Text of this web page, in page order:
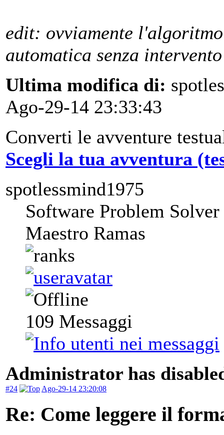
edit: ovviamente
automatica senza
Ultima modifica di:
Ago-29-14 23:33:43
Converti le avventure
Scegli la tua avventura
spotlessmind1975
Software Problem Solver
Maestro Ramas
109 Messaggi
Administrator has
#24 Ago-29-14 23:20:08
Re: Come leggere il